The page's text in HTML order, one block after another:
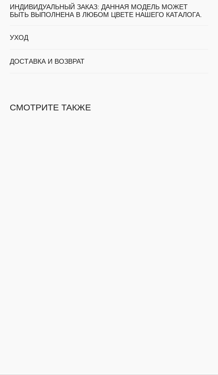
ИНДИВИДУАЛЬНЫЙ ЗАКАЗ: ДАННАЯ МОДЕЛЬ МОЖЕТ
БЫТЬ ВЫПОЛНЕНА В ЛЮБОМ ЦВЕТЕ НАШЕГО КАТАЛОГА.
УХОД
ДОСТАВКА И ВОЗВРАТ
СМОТРИТЕ ТАКЖЕ